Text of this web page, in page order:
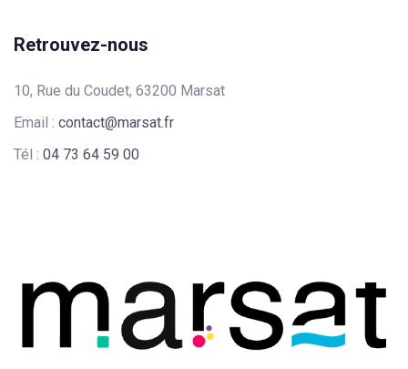
Retrouvez-nous
10, Rue du Coudet, 63200 Marsat
Email : contact@marsat.fr
Tél : 04 73 64 59 00